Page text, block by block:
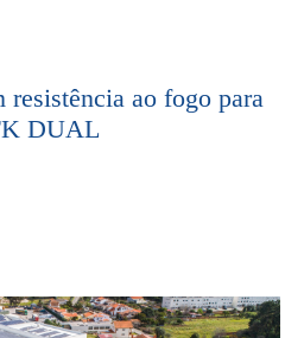
ao fogo para
DUAL